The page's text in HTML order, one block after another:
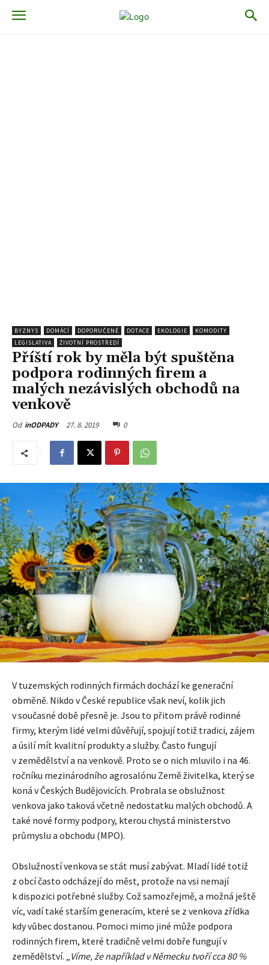
BYZNYS DOMÁCÍ DOPORUČENÉ DOTACE EKOLOGIE
KOMODITY
LEGISLATIVA
ŽIVOTNÍ PROSTŘEDÍ
Příští rok by měla být spuštěna
podpora rodinných firem a
malých nezávislých obchodů na
venkově
Od inODPADY 27. 8. 2019 0
V tuzemských rodinných firmách dochází ke generační
obměně. Nikdo v České republice však neví, kolik jich
v současné době přesně je. Jsou to přitom právě rodinné
firmy, kterým lidé velmi důvěřují, spojují totiž tradici, zájem
a úsilí mít kvalitní produkty a služby. Často fungují
v zemědělství a na venkově. Proto se o nich mluvilo i na 46.
ročníku mezinárodního agrosalónu Země živitelka, který se
koná v Českých Budějovicích. Probrala se obslužnost
venkova jako taková včetně nedostatku malých obchodů. A
také nové formy podpory, kterou chystá ministerstvo
průmyslu a obchodu (MPO).
Obslužností venkova se stát musí zabývat. Mladí lidé totiž
z obcí často odcházejí do měst, protože na vsi nemají
k dispozici potřebné služby. Což samozřejmě, a možná ještě
víc, vadí také starším generacím, které se z venkova zřídka
kdy vůbec dostanou. Pomoci mimo jiné může podpora
rodinných firem, které tradičně velmi dobře fungují v
zemědělství. „ Víme, že například v Německu tvoří cca 80 %